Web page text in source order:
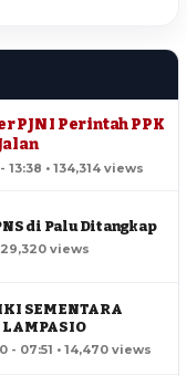
PJN I Perintah PPK
• 134,314 views
di Palu Ditangkap
29,320 views
SEMENTARA
LAMPASIO
07:51 • 14,470 views